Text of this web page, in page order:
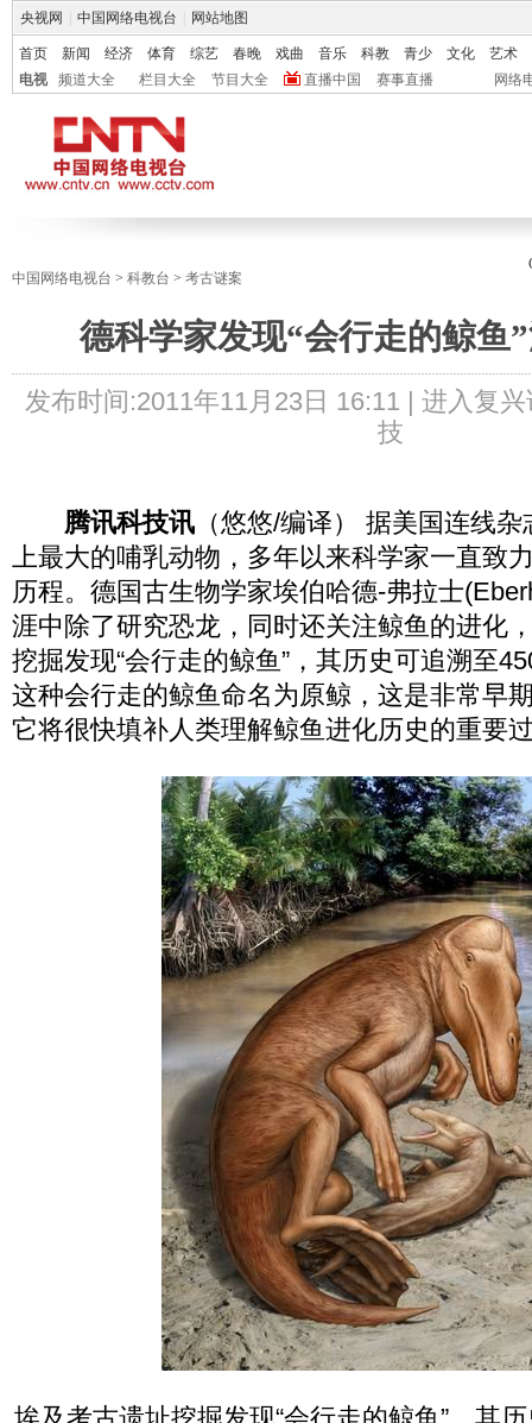
央视网 中国网络电视台 网站地图
首页 新闻 经济 体育 综艺 春晚 戏曲 音乐 科教 青少 文化
艺术
电视
频道大全 栏目大全 节目大全 直播中国 赛事直播 网络
中国网络电视台 > 科教台 > 考古谜案
德科学家发现“会行走的鲸鱼
发布时间:2011年11月23日 16:11 | 进入复兴
技
腾讯科技讯 （悠悠/编译） 据美国连线
上最大的哺乳动物，多年以来科学家一直致
历程。德国古生物学家埃伯哈德-弗拉士
涯中除了研究恐龙，同时还关注鲸鱼的进化
挖掘发现“会行走的鲸鱼”，其历史可追溯至
这种会行走的鲸鱼命名为原鲸，这是非常早
它将很快填补人类理解鲸鱼进化历史的重要